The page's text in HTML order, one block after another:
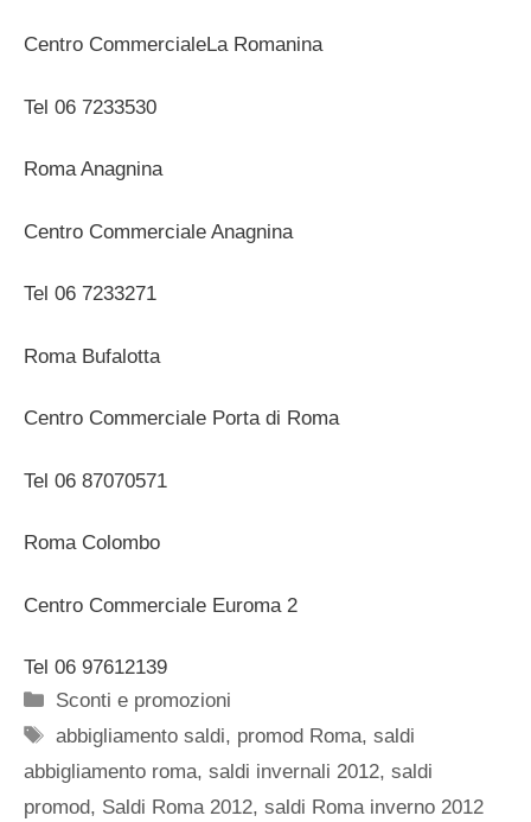
Centro CommercialeLa Romanina
Tel 06 7233530
Roma Anagnina
Centro Commerciale Anagnina
Tel 06 7233271
Roma Bufalotta
Centro Commerciale Porta di Roma
Tel 06 87070571
Roma Colombo
Centro Commerciale Euroma 2
Tel 06 97612139
Categorie
Sconti e promozioni
Tag
abbigliamento saldi, promod Roma,saldi
abbigliamento roma, saldi invernali 2012, saldi
promod, Saldi Roma 2012, saldi Roma inverno 2012